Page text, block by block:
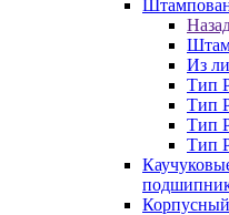
Из
Тип
Тип
Тип
Тип